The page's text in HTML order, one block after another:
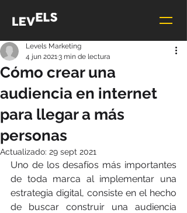
Cómo crear una
audiencia en internet
para llegar a más
personas
Levels Marketing
4 jun 20213 min de lectura
Actualizado: 29 sept 2021
Uno de los desafíos más importantes
de toda marca al implementar una
estrategia digital, consiste en el hecho
de buscar construir una audiencia